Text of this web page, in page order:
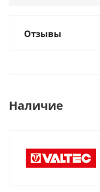
Отзывы
Наличие